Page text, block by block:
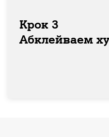
Крок 3
Абклейваем